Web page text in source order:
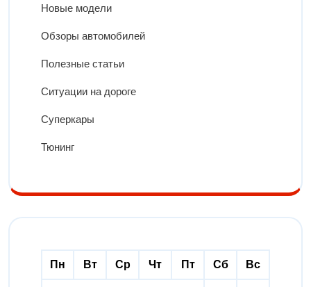
Новые модели
Обзоры автомобилей
Полезные статьи
Ситуации на дороге
Суперкары
Тюнинг
Пн Вт Ср Чт Пт Сб Вс